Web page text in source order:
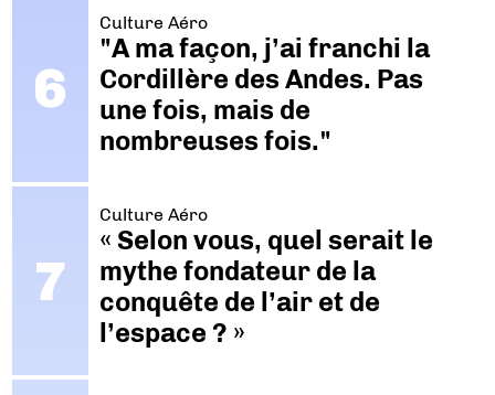
Culture Aéro
"A ma façon, j’ai franchi la
Cordillère des Andes. Pas
une fois, mais de
nombreuses fois."
Culture Aéro
« Selon vous, quel serait le
mythe fondateur de la
conquête de l’air et de
l’espace ? »